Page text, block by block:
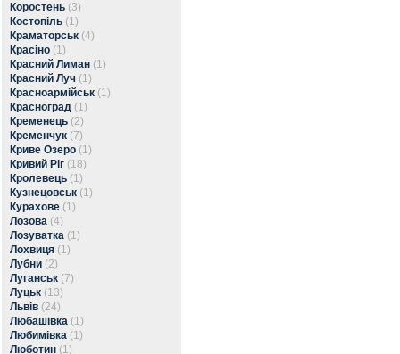
Коростень (3)
Костопіль (1)
Краматорськ (4)
Красіно (1)
Красний Лиман (1)
Красний Луч (1)
Красноармійськ (1)
Красноград (1)
Кременець (2)
Кременчук (7)
Криве Озеро (1)
Кривий Ріг (18)
Кролевець (1)
Кузнецовськ (1)
Курахове (1)
Лозова (4)
Лозуватка (1)
Лохвиця (1)
Лубни (2)
Луганськ (7)
Луцьк (13)
Львів (24)
Любашівка (1)
Любимівка (1)
Люботин (1)